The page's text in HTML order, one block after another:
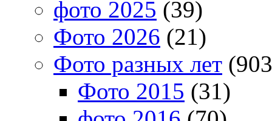
фото 2025 (39)
Фото 2026 (21)
Фото разных лет
Фото 2015 (31)